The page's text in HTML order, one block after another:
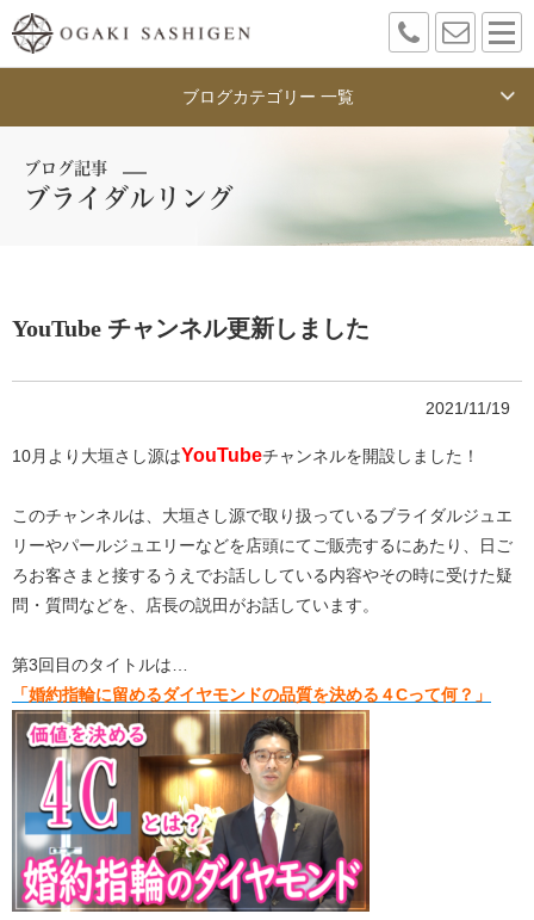
ブログカテゴリー 一覧
ブログ記事
ブライダルリング
YouTube チャンネル更新しました
2021/11/19
10月より大垣さし源はYouTubeチャンネルを開設しました！
このチャンネルは、大垣さし源で取り扱っているブライダルジュエ
リーやパールジュエリーなどを店頭にてご販売するにあたり、日ご
ろお客さまと接するうえでお話ししている内容やその時に受けた疑
問・質問などを、店長の説田がお話しています。
第3回目のタイトルは…
「婚約指輪に留めるダイヤモンドの品質を決める４Cって何？」